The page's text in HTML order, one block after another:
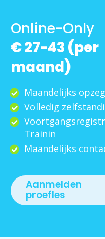
Online-Only
€ 27-43 (per
maand)
Maandelijks
Volledig
Trainin
Maandelijks
Aanmelden
proefles